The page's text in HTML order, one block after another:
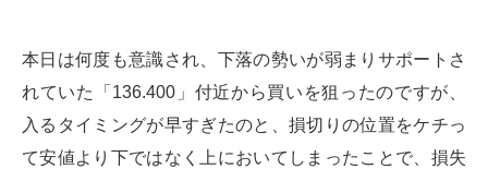
本日は何度も意識され、下落の勢いが弱まりサポートさ
れていた「136.400」付近から買いを狙ったのですが、
入るタイミングが早すぎたのと、損切りの位置をケチっ
て安値より下ではなく上においてしまったことで、損失